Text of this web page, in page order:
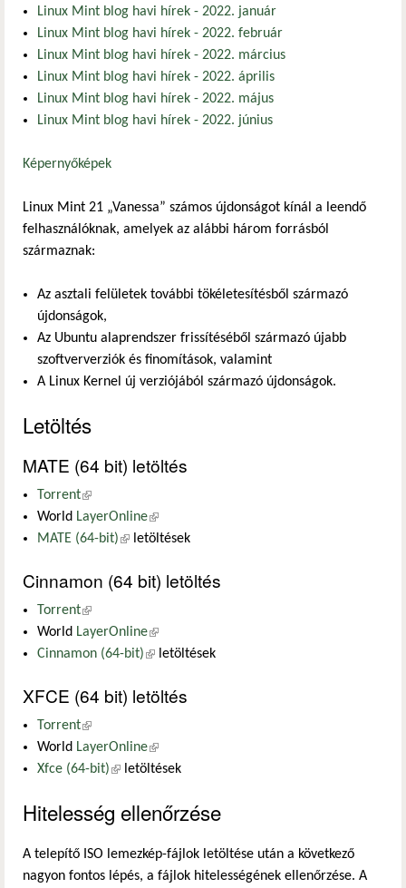
Linux Mint blog havi hírek - 2022. január
Linux Mint blog havi hírek - 2022. február
Linux Mint blog havi hírek - 2022. március
Linux Mint blog havi hírek - 2022. április
Linux Mint blog havi hírek - 2022. május
Linux Mint blog havi hírek - 2022. június
Képernyőképek
Linux Mint 21 „Vanessa” számos újdonságot kínál a leendő
felhasználóknak, amelyek az alábbi három forrásból
származnak:
Az asztali felületek további tökéletesítésből származó
újdonságok,
Az Ubuntu alaprendszer frissítéséből származó újabb
szoftververziók és finomítások, valamint
A Linux Kernel új verziójából származó újdonságok.
Letöltés
MATE (64 bit) letöltés
Torrent(külső hivatkozás)
World LayerOnline(külső hivatkozás)
MATE (64-bit)(külső hivatkozás)
letöltések
Cinnamon (64 bit) letöltés
Torrent(külső hivatkozás)
World LayerOnline(külső hivatkozás)
Cinnamon (64-bit)(külső hivatkozás)
letöltések
XFCE (64 bit) letöltés
Torrent(külső hivatkozás)
World LayerOnline(külső hivatkozás)
Xfce (64-bit)(külső hivatkozás)
letöltések
Hitelesség ellenőrzése
A telepítő ISO lemezkép-fájlok letöltése után a következő
nagyon fontos lépés, a fájlok hitelességének ellenőrzése. A